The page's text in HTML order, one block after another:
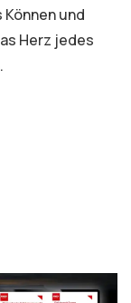
und
Herz jedes